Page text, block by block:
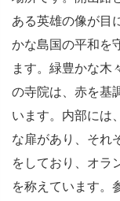
ある英雄の像が目
かな島国の平和を
ます。緑豊かな木
の寺院は、赤を基
います。内部には
な扉があり、それ
をしており、オラ
を称えています。